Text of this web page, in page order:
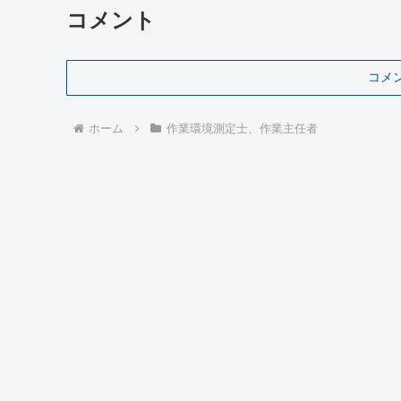
コメント
コメ
ホーム 作業環境測定士、作業主任者